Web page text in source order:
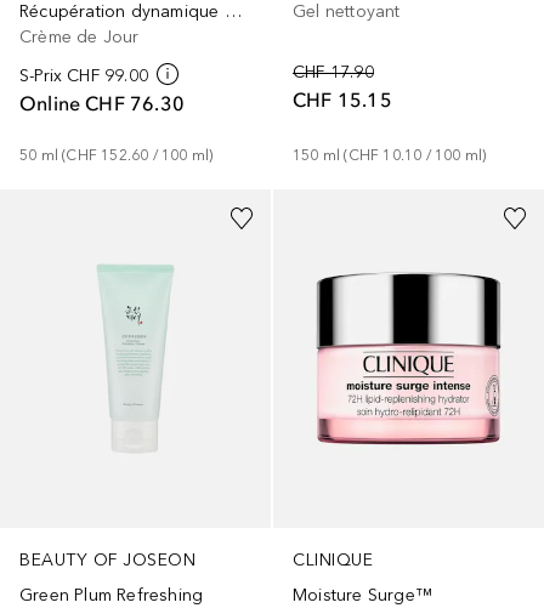
Récupération dynamique de la peau SPF 50
Crème de Jour
S-Prix CHF 99.00
Online CHF 76.30
50 ml (CHF 152.60 / 100 ml)
Gel nettoyant
CHF 17.90
CHF 15.15
150 ml (CHF 10.10 / 100 ml)
BEAUTY OF JOSEON
Green Plum Refreshing
CLINIQUE
Moisture Surge™